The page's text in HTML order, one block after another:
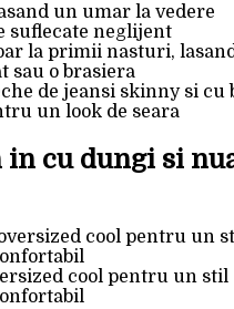
un umar la vedere
suflecate neglijent
la primii nasturi,
sau o brasiera
de jeansi skinny si cu
un look de seara
in cu dungi si
cool pentru un stil